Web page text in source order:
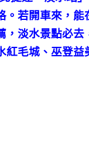
若開車來，能
，淡水景點必
紅毛城、巫登